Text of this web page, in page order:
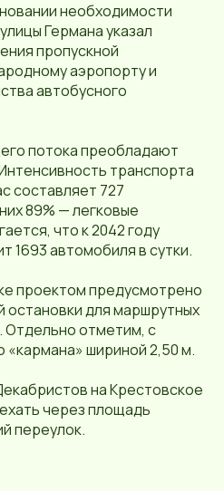
необходимости
Германа указал
пропускной
аэропорту и
автобусного
потока преобладают
транспорта
составляет 727
89% — легковые
что к 2042 году
1693 автомобиля в сутки.
проектом предусмотрено
остановки для маршрутных
Отдельно отметим, с
«кармана» шириной 2,50 м.
на Крестовское
через площадь
переулок.